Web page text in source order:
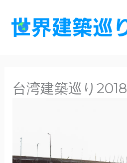
台湾建築巡り2018